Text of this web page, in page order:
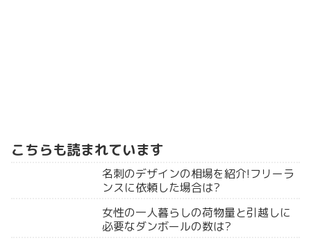
こちらも読まれています
名刺のデザインの相場を紹介!フリーラ
ンスに依頼した場合は?
女性の一人暮らしの荷物量と引越しに
必要なダンボールの数は?